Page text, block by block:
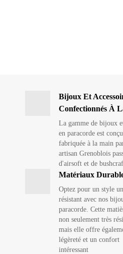
Bijoux Et
Confectionnés À
La gamme de bijoux
en paracorde est
fabriquée à la main
artisan Grenoblois
d'airsoft et de
Matériaux
Optez pour un style
résistant avec nos
paracorde. Cette
non seulement très
mais elle offre
légèreté et un confort
intéressant